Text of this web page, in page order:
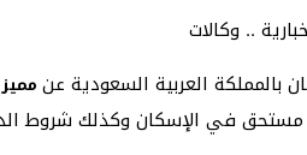
.. وكالات
بالمملكة العربية السعودية عن
في الإسكان وكذلك شروط